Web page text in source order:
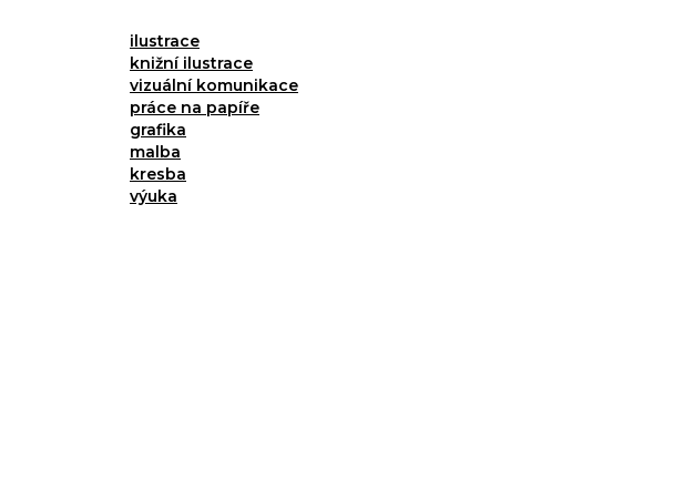
ilustrace
knižní ilustrace
vizuální komunikace
práce na papíře
grafika
malba
kresba
výuka